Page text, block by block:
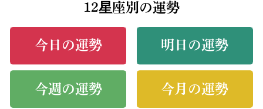
12星座別の運勢
今日の運勢 明日の運勢
今週の運勢 今月の運勢